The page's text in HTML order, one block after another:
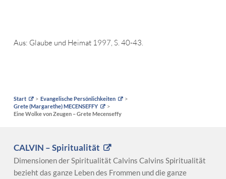
Aus: Glaube und Heimat 1997, S. 40-43.
Start
Evangelische Persönlichkeiten
Grete (Margarethe) MECENSEFFY
Eine Wolke von Zeugen – Grete Mecenseffy
CALVIN – Spiritualität
Dimensionen der Spiritualität Calvins Calvins Spiritualität
bezieht das ganze Leben des Frommen und die ganze